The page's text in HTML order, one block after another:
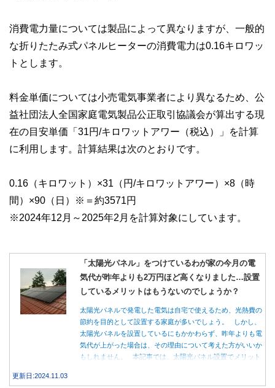
消費電力量については製品によって異なりますが、一般的
な折りたたみ式パネルヒーターの消費電力は0.16キロワッ
トとします。
料金単価については小売電気事業者により異なるため、公
益社団法人全国家庭電気製品公正取引協議会が算出する現
在の目安単価「31円/キロワットアワー（税込）」を計算
に利用します。計算結果は次のとおりです。
0.16（キロワット）×31（円/キロワットアワー）×8（時
間）×90（日）※＝約3571円
※2024年12月～2025年2月を計算対象にしています。
「太陽光パネル」をつけているわが家の今月の電
気代が昨年よりも2万円ほど高くなりました…設置
しているメリットはもうないのでしょうか？
太陽光パネルで発電した電気は自宅で使えるため、光熱費の
節約を目的として設置する家庭が多いでしょう。 しかし、
太陽光パネルを設置しているにもかかわらず、昨年よりも電
気代が上がった場合は、その理由について考えた方がいいか
もしれません。 本記事では、太陽光パネル設置でメリット
更新日:2024.11.03